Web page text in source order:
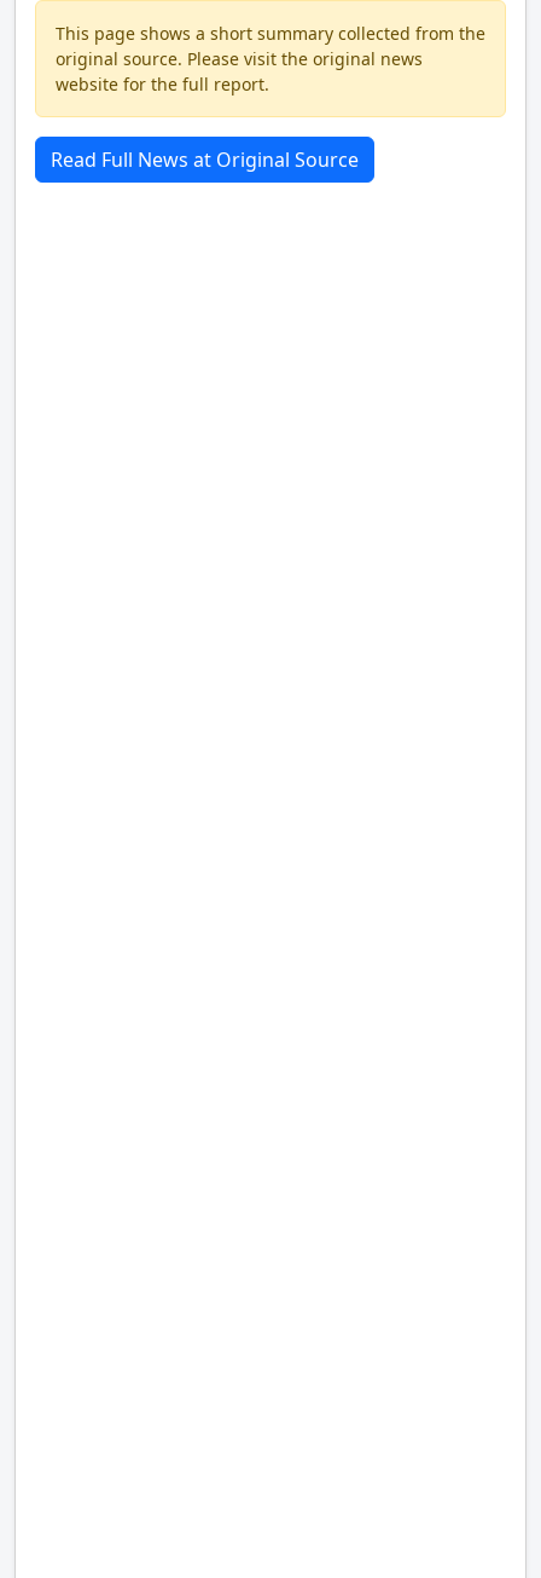
This page shows a short summary collected from the
original source. Please visit the original news
website for the full report.
Read Full News at Original Source